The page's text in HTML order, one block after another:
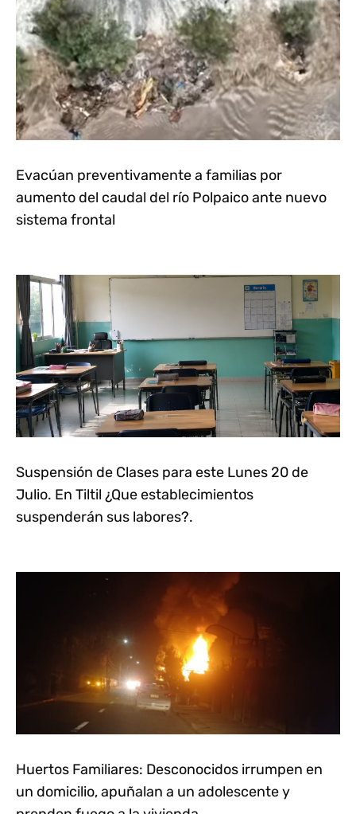
Evacúan preventivamente a familias por
aumento del caudal del río Polpaico ante nuevo
sistema frontal
Suspensión de Clases para este Lunes 20 de
Julio. En Tiltil ¿Que establecimientos
suspenderán sus labores?.
Huertos Familiares: Desconocidos irrumpen en
un domicilio, apuñalan a un adolescente y